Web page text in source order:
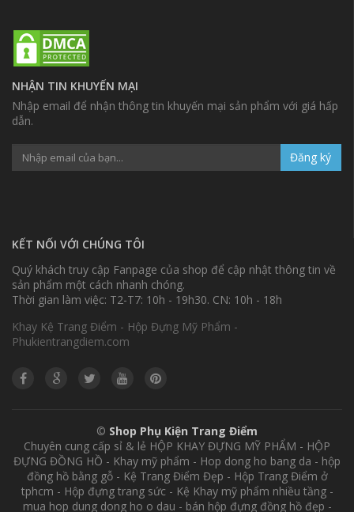
NHẬN TIN KHUYẾN MẠI
Nhập email để nhận thông tin khuyến mại sản phẩm với giá hấp
dẫn.
Đăng ký
KẾT NỐI VỚI CHÚNG TÔI
Quý khách truy cập Fanpage của shop để cập nhật thông tin về
sản phẩm một cách nhanh chóng.
Thời gian làm việc: T2-T7: 10h - 19h30. CN: 10h - 18h
Khay Kệ Trang Điểm - Hộp Đựng Mỹ Phẩm -
Phukientrangdiem.com
© Shop Phụ Kiện Trang Điểm
Chuyên cung cấp sỉ & lẻ HỘP KHAY ĐỰNG MỸ PHẨM - HỘP
ĐỰNG ĐỒNG HỒ - Khay mỹ phẩm - Hop dong ho bang da - hộp
đồng hồ bằng gỗ - Kệ Trang Điểm Đẹp - Hộp Trang Điểm ở
tphcm - Hộp đựng trang sức - Kệ Khay mỹ phẩm nhiều tầng -
mua hop dung dong ho o dau - bán hộp đựng đồng hồ đẹp -